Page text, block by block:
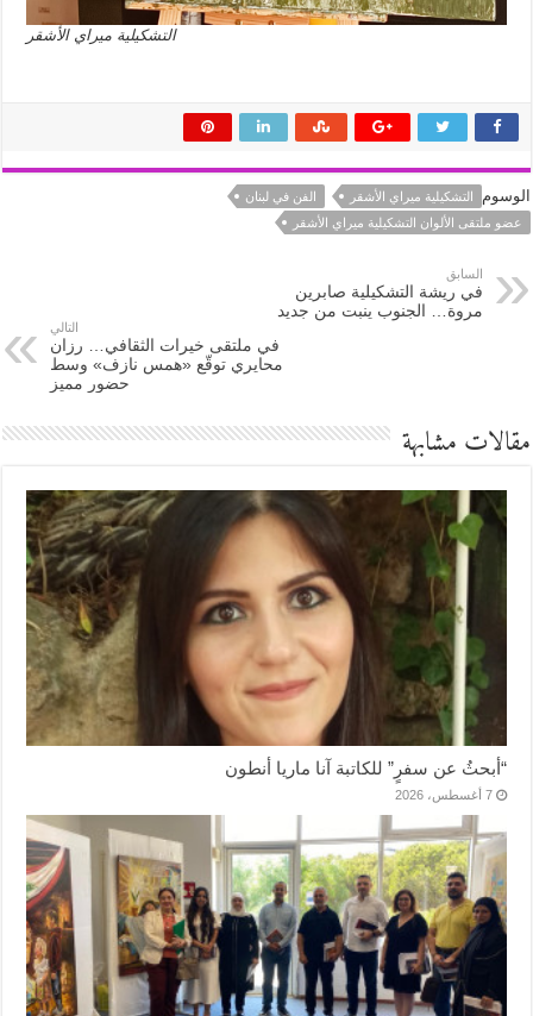
التشكيلية ميراي الأشقر
الوسوم التشكيلية ميراي الأشقر
الفن في لبنان
عضو ملتقى الألوان التشكيلية ميراي الأشقر
السابق
في ريشة التشكيلية صابرين
مروة… الجنوب ينبت من جديد
التالي
في ملتقى خيرات الثقافي… رزان
محايري توقّع «همس نازف» وسط
حضور مميز
مقالات مشابهة
“أبحثُ عن سفرٍ” للكاتبة آنا ماريا أنطون
7 أغسطس، 2026